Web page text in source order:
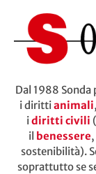
Dal 1988
i dirittianimali
idiritti civili
il benessere
sostenibilità).
soprattutto se